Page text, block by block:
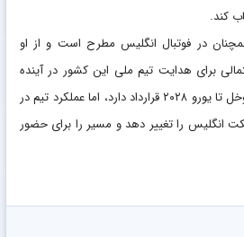
کند.
همچنان در فوتبال انگلیس مطرح است و از او
برای هدایت تیم ملی این کشور در آینده
یاد می‌شود. هرچند توماس توخل تا یورو ۲۰۲۸ قرارداد دارد، اما عملکرد تیم در
انگلیس را تغییر دهد و مسیر را برای حضور